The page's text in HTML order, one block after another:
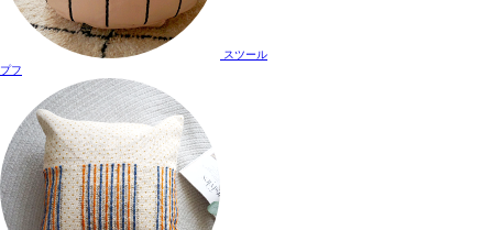
スツール
プフ